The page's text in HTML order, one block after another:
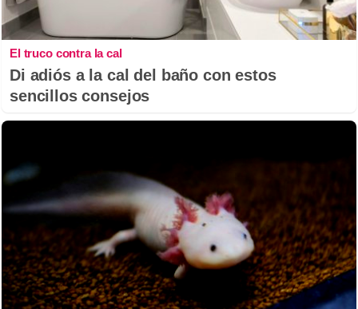
El truco contra la cal
Di adiós a la cal del baño con estos
sencillos consejos